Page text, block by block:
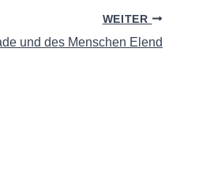
WEITER
und des Menschen Elend